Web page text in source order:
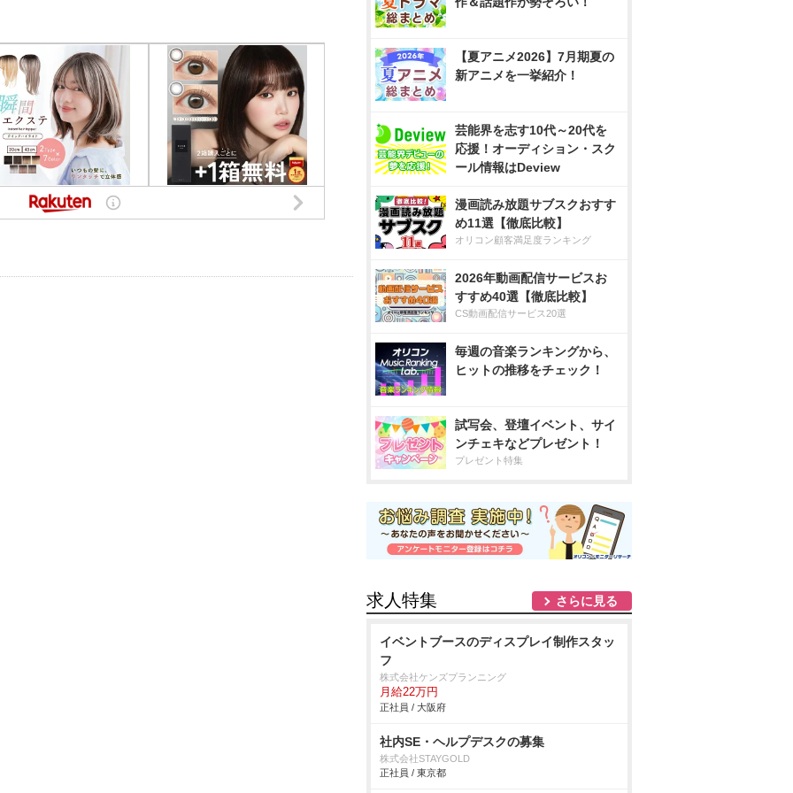
【夏アニメ2026】7月期夏の
新アニメを一挙紹介！
芸能界を志す10代～20代を
応援！オーディション・スク
ール情報はDeview
漫画読み放題サブスクおすす
め11選【徹底比較】
オリコン顧客満足度ランキング
2026年動画配信サービスお
すすめ40選【徹底比較】
CS動画配信サービス20選
毎週の音楽ランキングから、
ヒットの推移をチェック！
試写会、登壇イベント、サイ
ンチェキなどプレゼント！
プレゼント特集
求人特集 さらに見る
イベントブースのディスプレイ制作スタッ
フ
株式会社ケンズプランニング
月給22万円
正社員 / 大阪府
社内SE・ヘルプデスクの募集
株式会社STAYGOLD
正社員 / 東京都